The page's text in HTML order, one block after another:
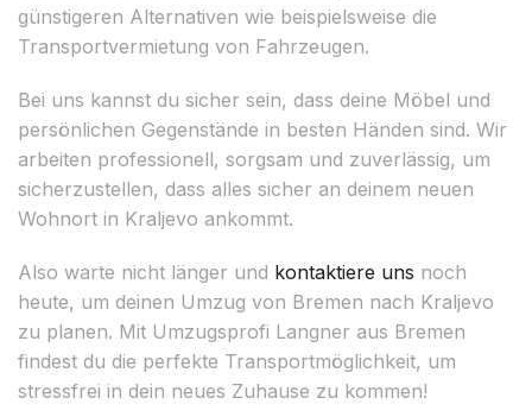
günstigeren Alternativen wie beispielsweise die
Transportvermietung von Fahrzeugen.
Bei uns kannst du sicher sein, dass deine Möbel und
persönlichen Gegenstände in besten Händen sind. Wir
arbeiten professionell, sorgsam und zuverlässig, um
sicherzustellen, dass alles sicher an deinem neuen
Wohnort in Kraljevo ankommt.
Also warte nicht länger und kontaktiere uns noch
heute, um deinen Umzug von Bremen nach Kraljevo
zu planen. Mit Umzugsprofi Langner aus Bremen
findest du die perfekte Transportmöglichkeit, um
stressfrei in dein neues Zuhause zu kommen!